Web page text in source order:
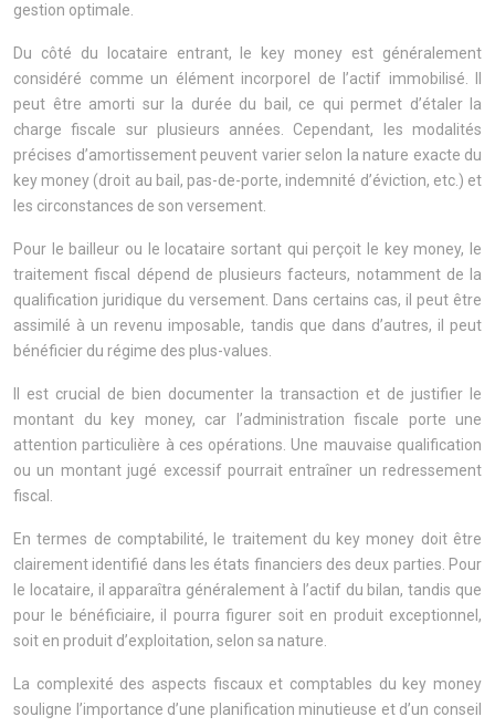
gestion optimale.
Du côté du locataire entrant, le key money est généralement
considéré comme un élément incorporel de l’actif immobilisé. Il
peut être amorti sur la durée du bail, ce qui permet d’étaler la
charge fiscale sur plusieurs années. Cependant, les modalités
précises d’amortissement peuvent varier selon la nature exacte du
key money (droit au bail, pas-de-porte, indemnité d’éviction, etc.) et
les circonstances de son versement.
Pour le bailleur ou le locataire sortant qui perçoit le key money, le
traitement fiscal dépend de plusieurs facteurs, notamment de la
qualification juridique du versement. Dans certains cas, il peut être
assimilé à un revenu imposable, tandis que dans d’autres, il peut
bénéficier du régime des plus-values.
Il est crucial de bien documenter la transaction et de justifier le
montant du key money, car l’administration fiscale porte une
attention particulière à ces opérations. Une mauvaise qualification
ou un montant jugé excessif pourrait entraîner un redressement
fiscal.
En termes de comptabilité, le traitement du key money doit être
clairement identifié dans les états financiers des deux parties. Pour
le locataire, il apparaîtra généralement à l’actif du bilan, tandis que
pour le bénéficiaire, il pourra figurer soit en produit exceptionnel,
soit en produit d’exploitation, selon sa nature.
La complexité des aspects fiscaux et comptables du key money
souligne l’importance d’une planification minutieuse et d’un conseil